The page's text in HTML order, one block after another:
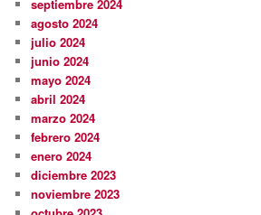
septiembre 2024
agosto 2024
julio 2024
junio 2024
mayo 2024
abril 2024
marzo 2024
febrero 2024
enero 2024
diciembre 2023
noviembre 2023